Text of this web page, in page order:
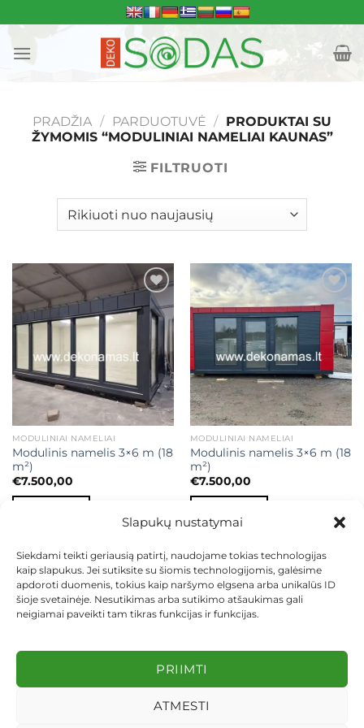
Slapukų nustatymai
Siekdami teikti geriausią patirtį, naudojame tokias technologijas
kaip slapukus. Jei sutiksite su šiomis technologijomis, galėsime
apdoroti duomenis, tokius kaip naršymo elgsena arba unikalūs ID
šioje svetainėje. Nesutikimas arba sutikimo atšaukimas gali
neigiamai paveikti tam tikras funkcijas ir funkcijas.
PRIIMTI
ATMESTI
to
content
PRADŽIA / PARDUOTUVĖ / PRODUKTAI SU
ŽYMOMIS “MODULINIAI NAMELIAI KAUNAS”
FILTRUOTI
Mėgstamiausias
MODULINIAI NAMELIAI
Modulinis namelis 3×6 m (18
m²)
€7.500,00
Mėgstamiausias
MODULINIAI NAMELIAI
Modulinis namelis 3×6 m (18
m²)
€7.500,00
KEITIMAS IR GRĄŽINIMAS
PRIVATUMO POLITIKA
Visos teisės saugomos 2026 ©dekosodas.lt